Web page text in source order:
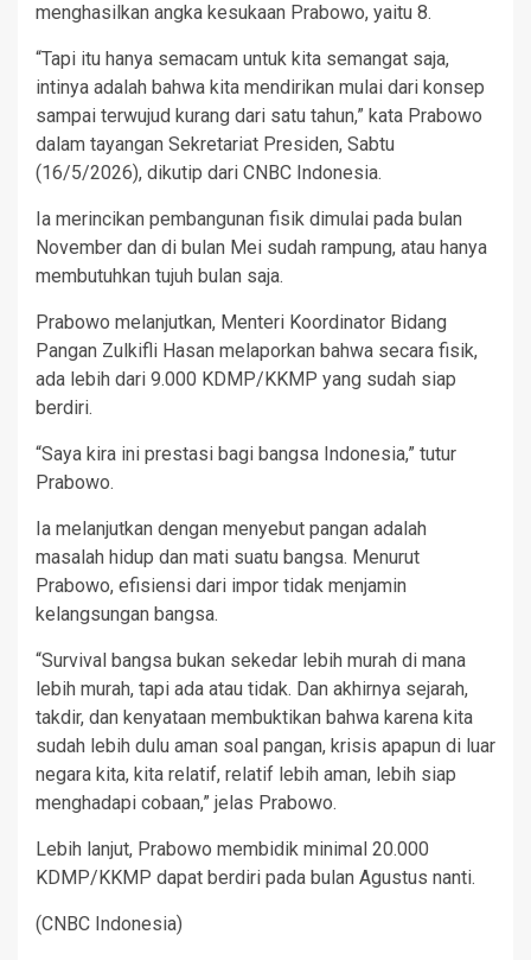
menghasilkan angka kesukaan Prabowo, yaitu 8.
“Tapi itu hanya semacam untuk kita semangat saja,
intinya adalah bahwa kita mendirikan mulai dari konsep
sampai terwujud kurang dari satu tahun,” kata Prabowo
dalam tayangan Sekretariat Presiden, Sabtu
(16/5/2026), dikutip dari CNBC Indonesia.
Ia merincikan pembangunan fisik dimulai pada bulan
November dan di bulan Mei sudah rampung, atau hanya
membutuhkan tujuh bulan saja.
Prabowo melanjutkan, Menteri Koordinator Bidang
Pangan Zulkifli Hasan melaporkan bahwa secara fisik,
ada lebih dari 9.000 KDMP/KKMP yang sudah siap
berdiri.
“Saya kira ini prestasi bagi bangsa Indonesia,” tutur
Prabowo.
Ia melanjutkan dengan menyebut pangan adalah
masalah hidup dan mati suatu bangsa. Menurut
Prabowo, efisiensi dari impor tidak menjamin
kelangsungan bangsa.
“Survival bangsa bukan sekedar lebih murah di mana
lebih murah, tapi ada atau tidak. Dan akhirnya sejarah,
takdir, dan kenyataan membuktikan bahwa karena kita
sudah lebih dulu aman soal pangan, krisis apapun di luar
negara kita, kita relatif, relatif lebih aman, lebih siap
menghadapi cobaan,” jelas Prabowo.
Lebih lanjut, Prabowo membidik minimal 20.000
KDMP/KKMP dapat berdiri pada bulan Agustus nanti.
(CNBC Indonesia)